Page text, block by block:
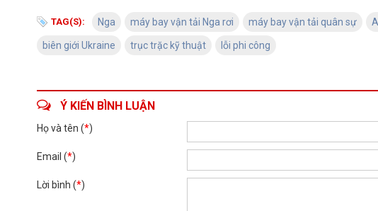
TAG(S): Nga máy bay vận tải Nga rơi máy bay vận tải quân sự
biên giới Ukraine trục trặc kỹ thuật lỗi phi công
Ý KIẾN BÌNH LUẬN
Họ và tên (*)
Email (*)
Lời bình (*)